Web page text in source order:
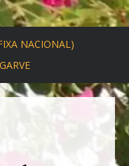
NACIONAL)